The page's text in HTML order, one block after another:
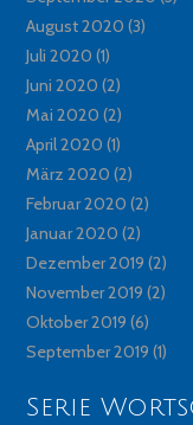
August 2020 (3)
Juli 2020 (1)
Juni 2020 (2)
Mai 2020 (2)
April 2020 (1)
März 2020 (2)
Februar 2020 (2)
Januar 2020 (2)
Dezember 2019 (2)
November 2019 (2)
Oktober 2019 (6)
September 2019 (1)
Serie